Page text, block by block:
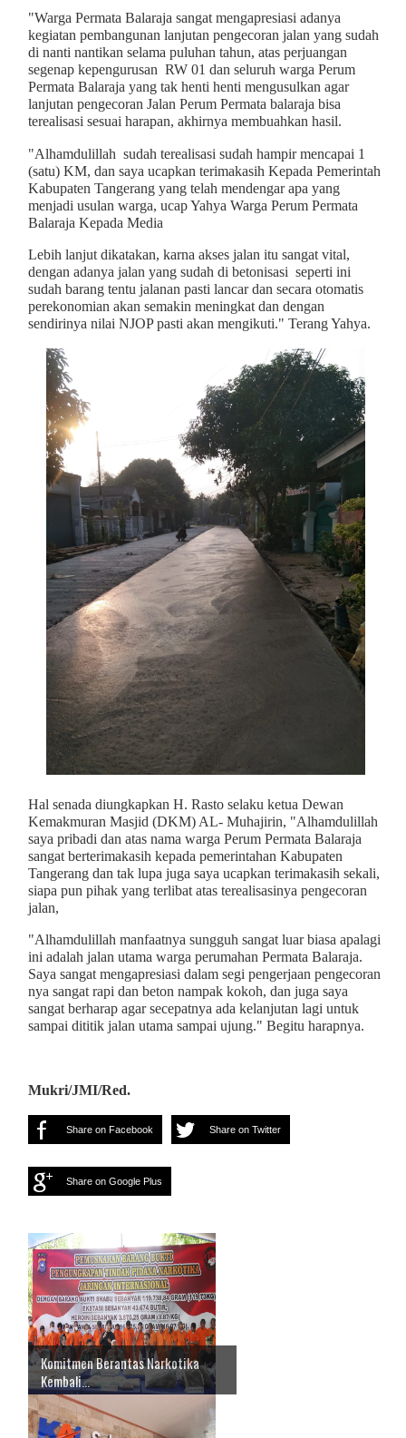
"Warga Permata Balaraja sangat mengapresiasi adanya
kegiatan pembangunan lanjutan pengecoran jalan yang sudah
di nanti nantikan selama puluhan tahun, atas perjuangan
segenap kepengurusan RW 01 dan seluruh warga Perum
Permata Balaraja yang tak henti henti mengusulkan agar
lanjutan pengecoran Jalan Perum Permata balaraja bisa
terealisasi sesuai harapan, akhirnya membuahkan hasil.
"Alhamdulillah sudah terealisasi sudah hampir mencapai 1
(satu) KM, dan saya ucapkan terimakasih Kepada Pemerintah
Kabupaten Tangerang yang telah mendengar apa yang
menjadi usulan warga, ucap Yahya Warga Perum Permata
Balaraja Kepada Media
Lebih lanjut dikatakan, karna akses jalan itu sangat vital,
dengan adanya jalan yang sudah di betonisasi seperti ini
sudah barang tentu jalanan pasti lancar dan secara otomatis
perekonomian akan semakin meningkat dan dengan
sendirinya nilai NJOP pasti akan mengikuti." Terang Yahya.
Hal senada diungkapkan H. Rasto selaku ketua Dewan
Kemakmuran Masjid (DKM) AL- Muhajirin, "Alhamdulillah
saya pribadi dan atas nama warga Perum Permata Balaraja
sangat berterimakasih kepada pemerintahan Kabupaten
Tangerang dan tak lupa juga saya ucapkan terimakasih sekali,
siapa pun pihak yang terlibat atas terealisasinya pengecoran
jalan,
"Alhamdulillah manfaatnya sungguh sangat luar biasa apalagi
ini adalah jalan utama warga perumahan Permata Balaraja.
Saya sangat mengapresiasi dalam segi pengerjaan pengecoran
nya sangat rapi dan beton nampak kokoh, dan juga saya
sangat berharap agar secepatnya ada kelanjutan lagi untuk
sampai dititik jalan utama sampai ujung." Begitu harapnya.
Mukri/JMI/Red.
Share on Facebook Share on Twitter
Share on Google Plus
Komitmen Berantas Narkotika
Kembali...